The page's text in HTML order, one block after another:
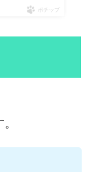
ポチップ